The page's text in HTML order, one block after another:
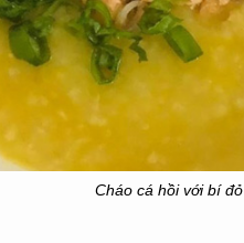
Cháo cá hồi với bí đỏ